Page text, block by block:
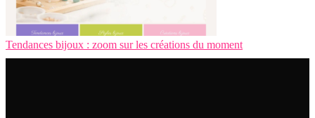
Tendances bijoux : zoom sur les créations du moment